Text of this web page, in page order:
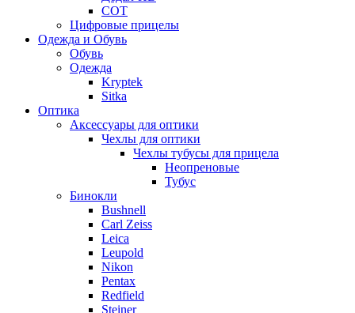
СОТ
Цифровые прицелы
Одежда и Обувь
Обувь
Одежда
Kryptek
Sitka
Оптика
Аксессуары для оптики
Чехлы для оптики
Чехлы тубусы для прицела
Неопреновые
Тубус
Бинокли
Bushnell
Carl Zeiss
Leica
Leupold
Nikon
Pentax
Redfield
Steiner